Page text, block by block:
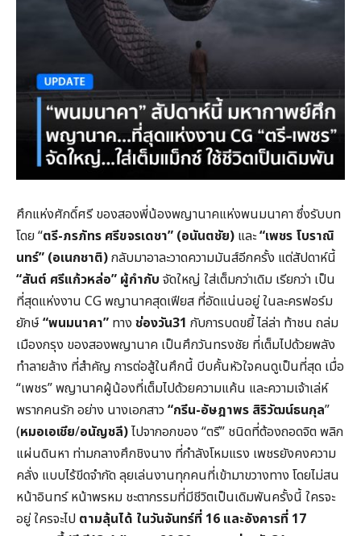
ศึกแห่งศักดิ์ศรี ของสองพี่น้องพญานาคแห่งพนมนาคา ซึ่งรับบท
โดย “ตรี-ภรภัทร ศรีขจรเดชา” (อนันตชัย) และ“เพชร โบราณิ
นทร์” (อเนกชาติ)กลับมาอาละวาดความมันส์อีกครั้ง แต่สัปดาห์นี้
“สันต์ ศรีแก้วหล่อ” ผู้กำกับ จัดใหญ่ ใส่เต็มกว่าเดิม เรียกว่า เป็น
ที่สุดแห่งงาน CG พญานาคสุดเฟียส ที่อัดแน่นอยู่ ในละครฟอร์ม
ยักษ์“พนมนาคา” ทาง ช่องวัน31 กับการบดขยี้ ไล่ล่า ท้าชน ถล่ม
เมืองกรุง ของสองพญานาค เป็นศึกวันทรงชัย ที่เต็มไปด้วยพลัง
ทำลายล้าง ที่สำคัญ การต่อสู้ในศึกนี้ บีบคั้นหัวใจคนดูเป็นที่สุด เมื่อ
“เพชร” พญานาคผู้น้องที่เต็มไปด้วยความแค้น และความเจ้าเล่ห์
พรากคนรัก อย่าง นางเอกสาว “กรีน-อัษฎาพร สิริวัฒน์ธนกุล”
(หมอเอเชีย/อนัญชลี)ไปจากอกของ “ตรี” ชนิดที่ต้องถอดจิต พลิก
แผ่นดินหา ท่ามกลางศึกชิงนาง ที่กำลังโหมแรง เพชรยังคงความ
คลั่ง แบบไร้ขีดจำกัด ลุยเล่นงานทุกคนที่เข้ามาขวางทาง โดยไม่สน
หน้าอินทร์ หน้าพรหม ชะตากรรมที่มีชีวิตเป็นเดิมพันครั้งนี้ ใครจะ
อยู่ ใครจะไป ตามลุ้นได้ ในวันจันทร์ที่ 16 และอังคารที่ 17